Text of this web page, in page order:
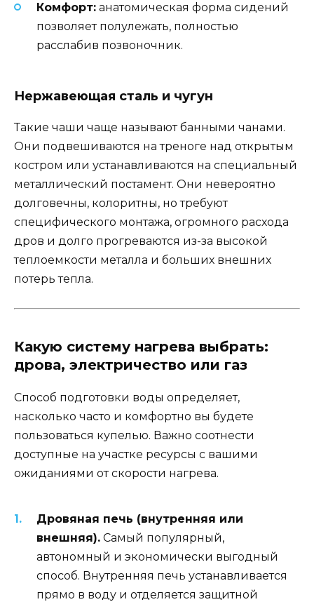
Комфорт: анатомическая форма сидений
позволяет полулежать, полностью
расслабив позвоночник.
Нержавеющая сталь и чугун
Такие чаши чаще называют банными чанами.
Они подвешиваются на треноге над открытым
костром или устанавливаются на специальный
металлический постамент. Они невероятно
долговечны, колоритны, но требуют
специфического монтажа, огромного расхода
дров и долго прогреваются из-за высокой
теплоемкости металла и больших внешних
потерь тепла.
Какую систему нагрева выбрать:
дрова, электричество или газ
Способ подготовки воды определяет,
насколько часто и комфортно вы будете
пользоваться купелью. Важно соотнести
доступные на участке ресурсы с вашими
ожиданиями от скорости нагрева.
Дровяная печь (внутренняя или
внешняя). Самый популярный,
автономный и экономически выгодный
способ. Внутренняя печь устанавливается
прямо в воду и отделяется защитной